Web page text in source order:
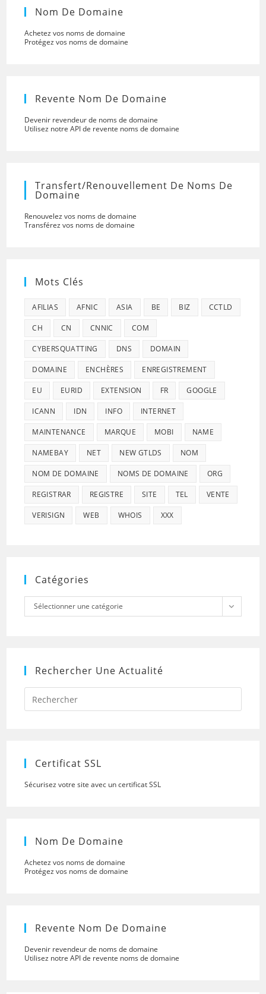
Nom De Domaine
Achetez vos noms de domaine
Protégez vos noms de domaine
Revente Nom De Domaine
Devenir revendeur de noms de domaine
Utilisez notre API de revente noms de domaine
Transfert/renouvellement De Noms De
Domaine
Renouvelez vos noms de domaine
Transférez vos noms de domaine
Mots Clés
AFILIAS AFNIC ASIA BE BIZ CCTLD
CH CN CNNIC COM
CYBERSQUATTING DNS DOMAIN
DOMAINE ENCHÈRES ENREGISTREMENT
EU EURID EXTENSION FR GOOGLE
ICANN IDN INFO INTERNET
MAINTENANCE MARQUE MOBI NAME
NAMEBAY NET NEW GTLDS NOM
NOM DE DOMAINE NOMS DE DOMAINE ORG
REGISTRAR REGISTRE SITE TEL VENTE
VERISIGN WEB WHOIS XXX
Catégories
Catégories
Sélectionner une catégorie
Rechercher Une Actualité
Press
to
Certificat SSL
Sécurisez votre site avec un certificat SSL
Nom De Domaine
Achetez vos noms de domaine
Protégez vos noms de domaine
Revente Nom De Domaine
Devenir revendeur de noms de domaine
Utilisez notre API de revente noms de domaine